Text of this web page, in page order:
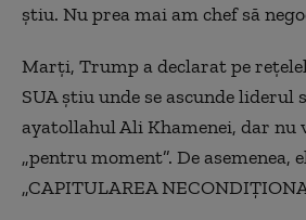
ştiu. Nu prea mai am chef să
Marţi, Trump a declarat pe
SUA ştiu unde se ascunde
ayatollahul Ali Khamenei, dar nu
„pentru moment”. De asemenea,
„CAPITULAREA